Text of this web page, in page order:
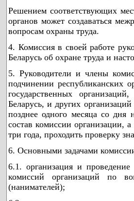
Решением соответствующих
органов может создаваться
вопросам охраны труда.
4. Комиссия в своей работе
Беларусь об охране труда и
5. Руководители и члены
подчинении республиканских
государственных
Беларусь, и других
позднее одного месяца со дня
состав комиссии организации,
три года, проходить проверку
6. Основными задачами
6.1. организация и
комиссий организаций по
(нанимателей);